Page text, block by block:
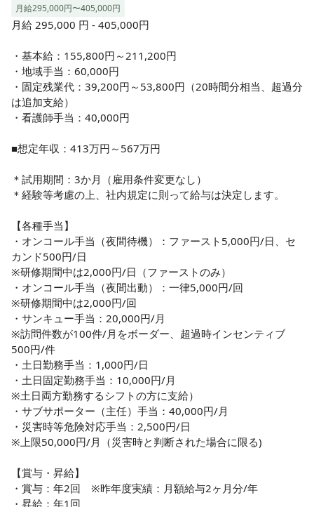
月給295,000円〜405,000円
月給 295,000 円 - 405,000円
・基本給：155,800円～211,200円
・地域手当：60,000円
・固定残業代：39,200円～53,800円（20時間分相当、超過分
は追加支給）
・看護師手当：40,000円
■想定年収：413万円～567万円
＊試用期間：3か月（雇用条件変更なし）
＊経験等考慮の上、社内規定に則って給与は決定します。
【各種手当】
・オンコール手当（夜間待機）：ファースト5,000円/日、セ
カンド500円/日
※研修期間中は2,000円/日（ファーストのみ）
・オンコール手当（夜間出動）：一律5,000円/回
※研修期間中は2,000円/回
・サンキュー手当：20,000円/月
※訪問件数が100件/月をボーダー、超過時インセンティブ
500円/件
・土日勤務手当：1,000円/日
・土日固定勤務手当：10,000円/月
※土日両方勤務するシフトの方に支給）
・サブサポーター（主任）手当：40,000円/月
・災害時等危険対応手当：2,500円/日
※上限50,000円/月（災害時と判断された場合に限る)
【賞与・昇給】
・賞与：年2回　※昨年度実績：月額給与2ヶ月分/年
・昇給：年1回